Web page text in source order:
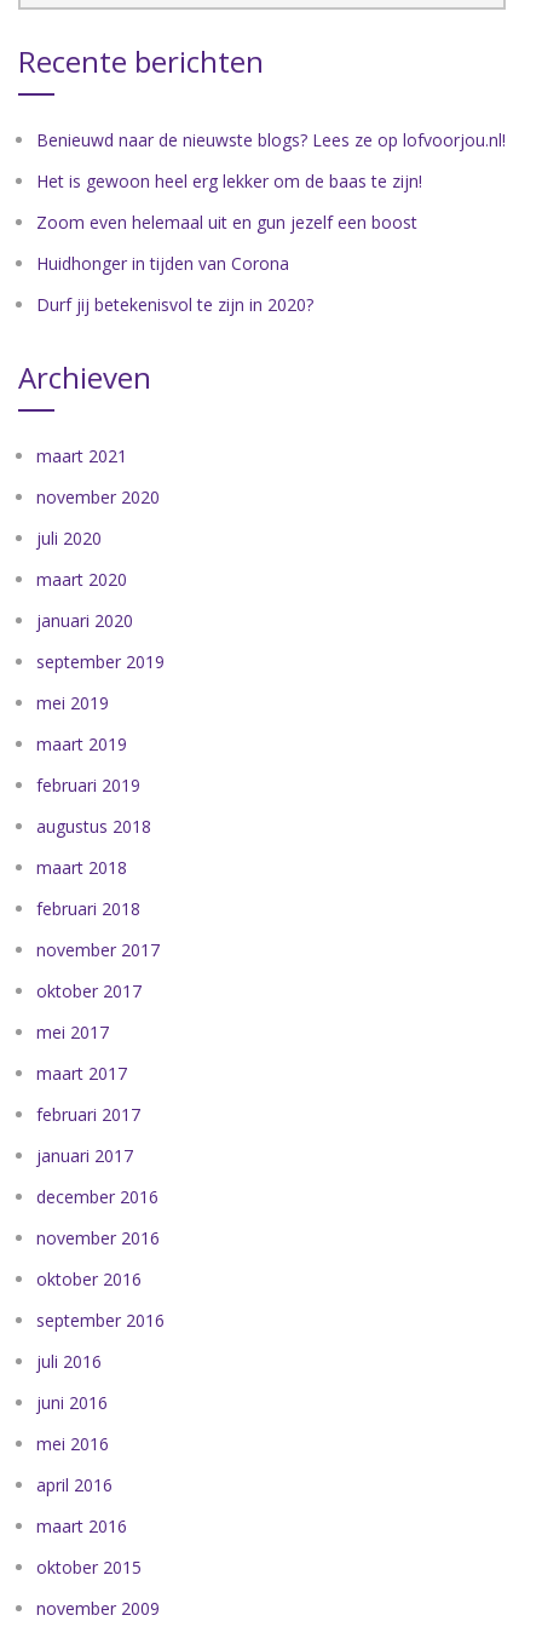
Recente berichten
Benieuwd naar de nieuwste blogs? Lees ze op lofvoorjou.nl!
Het is gewoon heel erg lekker om de baas te zijn!
Zoom even helemaal uit en gun jezelf een boost
Huidhonger in tijden van Corona
Durf jij betekenisvol te zijn in 2020?
Archieven
maart 2021
november 2020
juli 2020
maart 2020
januari 2020
september 2019
mei 2019
maart 2019
februari 2019
augustus 2018
maart 2018
februari 2018
november 2017
oktober 2017
mei 2017
maart 2017
februari 2017
januari 2017
december 2016
november 2016
oktober 2016
september 2016
juli 2016
juni 2016
mei 2016
april 2016
maart 2016
oktober 2015
november 2009